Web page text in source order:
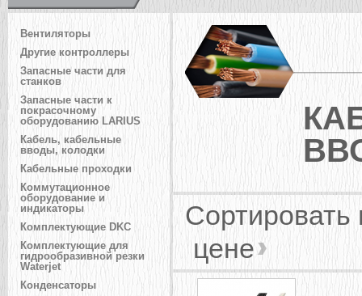
Вентиляторы
Другие контроллеры
Запасные части для
станков
Запасные части к
покрасочному
оборудованию LARIUS
Кабель, кабельные
вводы, колодки
Кабельные проходки
Коммутационное
оборудование и
индикаторы
Комплектующие DKC
Комплектующие для
гидрообразивной резки
Waterjet
Конденсаторы
цене